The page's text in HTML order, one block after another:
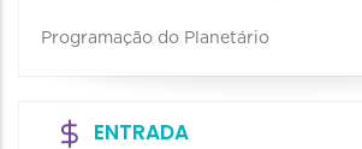
Programação do Planetário
ENTRADA